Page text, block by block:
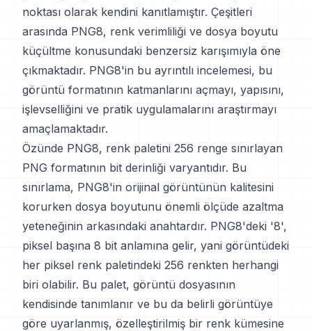
noktası olarak kendini kanıtlamıştır. Çeşitleri
arasında PNG8, renk verimliliği ve dosya boyutu
küçültme konusundaki benzersiz karışımıyla öne
çıkmaktadır. PNG8'in bu ayrıntılı incelemesi, bu
görüntü formatının katmanlarını açmayı, yapısını,
işlevselliğini ve pratik uygulamalarını araştırmayı
amaçlamaktadır.
Özünde PNG8, renk paletini 256 renge sınırlayan
PNG formatının bit derinliği varyantıdır. Bu
sınırlama, PNG8'in orijinal görüntünün kalitesini
korurken dosya boyutunu önemli ölçüde azaltma
yeteneğinin arkasındaki anahtardır. PNG8'deki '8',
piksel başına 8 bit anlamına gelir, yani görüntüdeki
her piksel renk paletindeki 256 renkten herhangi
biri olabilir. Bu palet, görüntü dosyasının
kendisinde tanımlanır ve bu da belirli görüntüye
göre uyarlanmış, özelleştirilmiş bir renk kümesine